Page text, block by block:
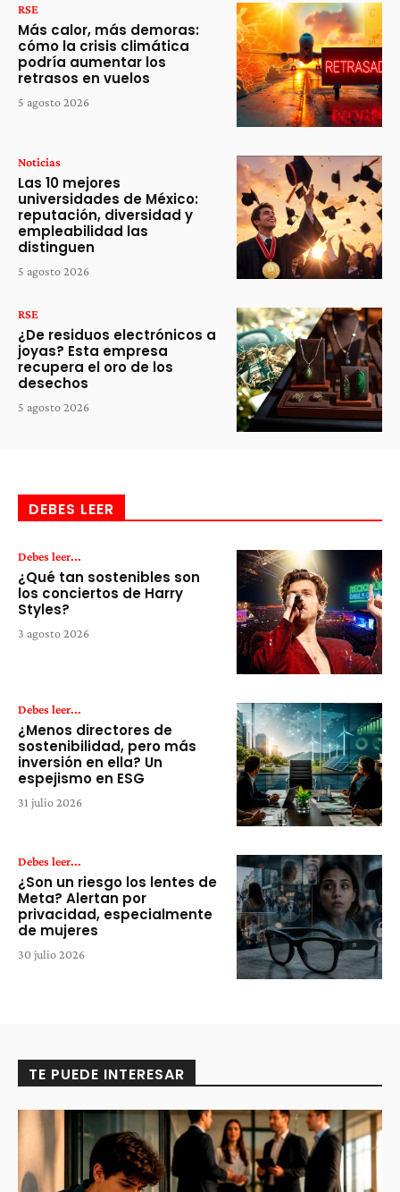
RSE
Más calor, más demoras:
cómo la crisis climática
podría aumentar los
retrasos en vuelos
5 agosto 2026
Noticias
Las 10 mejores
universidades de México:
reputación, diversidad y
empleabilidad las
distinguen
5 agosto 2026
RSE
¿De residuos electrónicos a
joyas? Esta empresa
recupera el oro de los
desechos
5 agosto 2026
DEBES LEER
Debes leer...
¿Qué tan sostenibles son
los conciertos de Harry
Styles?
3 agosto 2026
Debes leer...
¿Menos directores de
sostenibilidad, pero más
inversión en ella? Un
espejismo en ESG
31 julio 2026
Debes leer...
¿Son un riesgo los lentes de
Meta? Alertan por
privacidad, especialmente
de mujeres
30 julio 2026
TE PUEDE INTERESAR